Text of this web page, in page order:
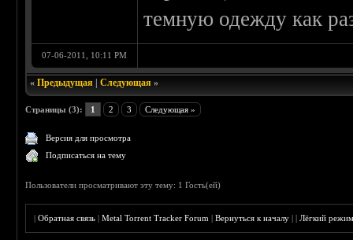
темную одежду как
07-06-2011, 10:11 PM
«Предыдущая |Следующая »
Страницы (3): 1 2 3 Следующая »
Версия для просмотра
Подписаться на тему
Пользователи просматривают эту тему: 1 Гость(ей)
|Обратная связь |Metal Torrent Tracker Forum |Вернуться к началу ||Лёгкий